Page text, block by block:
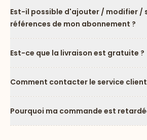
Est-il possible d'ajouter / modifier /
références de mon abonnement ?
Est-ce que la livraison est gratuite ?
Comment contacter le service
Pourquoi ma commande est